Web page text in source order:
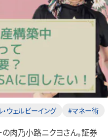
ウェルビーイング #マネー術
肉乃小路ニクヨさん。証券